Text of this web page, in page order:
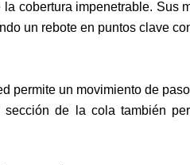
cobertura impenetrable. Sus
un rebote en puntos clave
permite un movimiento de
de la cola también